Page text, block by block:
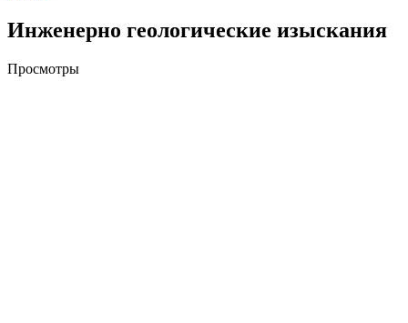
Инженерно геологические изыскания
Просмотры